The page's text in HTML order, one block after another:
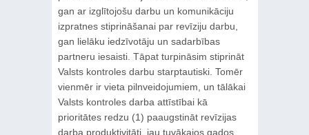
gan ar izglītojošu darbu un komunikāciju
izpratnes stiprināšanai par revīziju darbu,
gan lielāku iedzīvotāju un sadarbības
partneru iesaisti. Tāpat turpināsim stiprināt
Valsts kontroles darbu starptautiski. Tomēr
vienmēr ir vieta pilnveidojumiem, un tālākai
Valsts kontroles darba attīstībai kā
prioritātes redzu (1) paaugstināt revīzijas
darba produktivitāti, jau tuvākajos gados